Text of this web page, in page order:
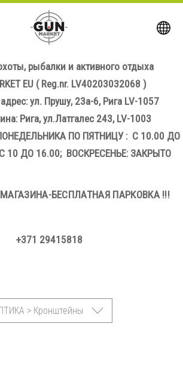
рыбалки и активного отдыха
EU ( Reg.nr. LV40203032068 )
ул. Прушу, 23а-6, Рига LV-1057
Рига, ул.Латгалес 243, LV-1003
ПО ПЯТНИЦУ : С 10.00 ДО
10 ДО 16.00; ВОСКРЕСЕНЬЕ: ЗАКРЫТО
БЕСПЛАТНАЯ ПАРКОВКА !!!
+371 29415818
> Кронштейны